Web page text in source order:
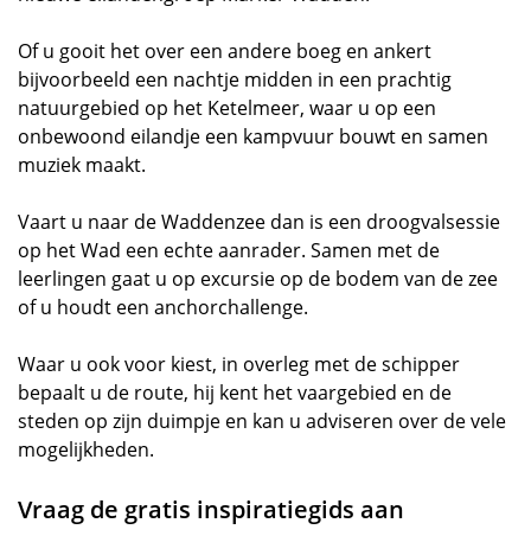
Of u gooit het over een andere boeg en ankert
bijvoorbeeld een nachtje midden in een prachtig
natuurgebied op het Ketelmeer, waar u op een
onbewoond eilandje een kampvuur bouwt en samen
muziek maakt.
Vaart u naar de Waddenzee dan is een droogvalsessie
op het Wad een echte aanrader. Samen met de
leerlingen gaat u op excursie op de bodem van de zee
of u houdt een anchorchallenge.
Waar u ook voor kiest, in overleg met de schipper
bepaalt u de route, hij kent het vaargebied en de
steden op zijn duimpje en kan u adviseren over de vele
mogelijkheden.
Vraag de gratis inspiratiegids aan